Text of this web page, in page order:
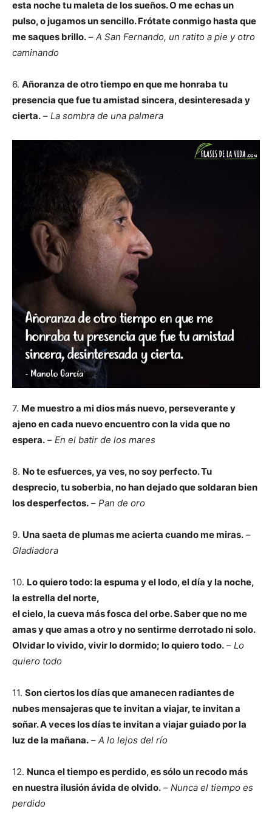
esta noche tu maleta de los sueños.O me echas un
pulso, o jugamos un sencillo. Frótate conmigo hasta que
me saques brillo. – A San Fernando, un ratito a pie y otro
caminando
6. Añoranza de otro tiempo en que me honraba tu
presencia que fue tu amistad sincera, desinteresada y
cierta. – La sombra de una palmera
7. Me muestro a mi dios más nuevo, perseverante y
ajeno en cada nuevo encuentrocon la vida que no
espera. – En el batir de los mares
8. No te esfuerces, ya ves, no soy perfecto. Tu
desprecio, tu soberbia, no han dejado que soldaran bien
los desperfectos. – Pan de oro
9. Una saeta de plumas me acierta cuando me miras. –
Gladiadora
10. Lo quiero todo: la espuma y el lodo, el día y la noche,
la estrella del norte,
el cielo, la cueva más fosca del orbe. Saber que no me
amas y que amas a otro y no sentirme derrotado ni solo.
Olvidar lo vivido, vivir lo dormido; lo quiero todo. – Lo
quiero todo
11. Son ciertos los días que amanecen radiantes de
nubes mensajeras que te invitan a viajar, te invitan a
soñar. A veces los días te invitan a viajar guiado por la
luz de la mañana. – A lo lejos del río
12. Nunca el tiempo es perdido, es sólo un recodo más
en nuestra ilusión ávida de olvido. – Nunca el tiempo es
perdido